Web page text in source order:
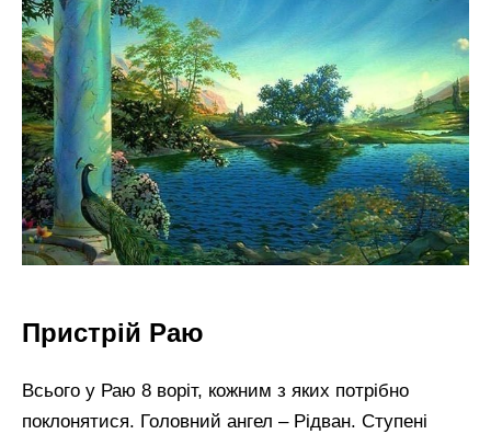
Пристрій Раю
Всього у Раю 8 воріт, кожним з яких потрібно
поклонятися. Головний ангел – Рідван. Ступені